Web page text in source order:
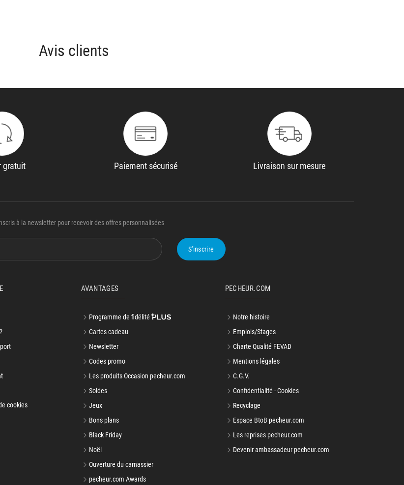
Avis clients
gratuit Paiement sécurisé Livraison sur mesure
à la newsletter pour recevoir des offres personnalisées
S'inscrire
cookies
AVANTAGES
Programme de fidélité
Cartes cadeau
Newsletter
Codes promo
Les produits Occasion pecheur.com
Soldes
Jeux
Bons plans
Black Friday
Noël
Ouverture du carnassier
pecheur.com Awards
PECHEUR.COM
Notre histoire
Emplois/Stages
Charte Qualité FEVAD
Mentions légales
C.G.V.
Confidentialité - Cookies
Recyclage
Espace BtoB pecheur.com
Les reprises pecheur.com
Devenir ambassadeur pecheur.com